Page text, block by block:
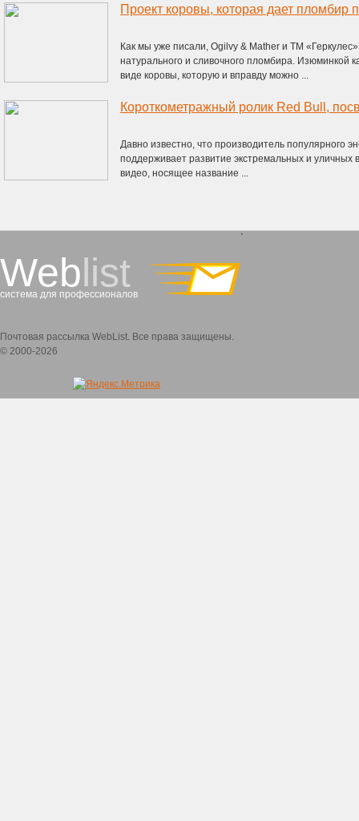
Проект коровы, которая дает пломбир
Как мы уже писали, Ogilvy & Mather и ТМ
натурального и сливочного пломбира.
виде коровы, которую и вправду можно ...
Короткометражный ролик Red Bull,
Давно известно, что производитель популярного
поддерживает развитие экстремальных и уличных
видео, носящее название ...
Weblist
система для профессионалов
`
Почтовая рассылка WebList. Все права защищены.
© 2000-2026